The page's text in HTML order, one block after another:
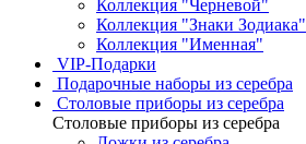
Коллекция "Черневой"
Коллекция "Знаки Зодиака"
Коллекция "Именная"
VIP-Подарки
Подарочные наборы из серебра
Столовые приборы из серебра
Столовые приборы из серебра